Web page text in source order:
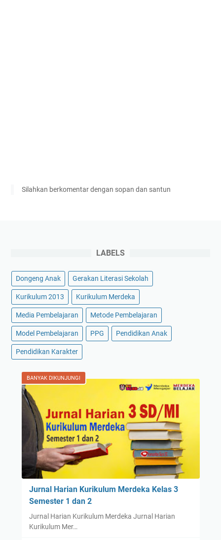
Silahkan berkomentar dengan sopan dan santun
LABELS
Dongeng Anak Gerakan Literasi Sekolah
Kurikulum 2013 Kurikulum Merdeka
Media Pembelajaran Metode Pembelajaran
Model Pembelajaran PPG Pendidikan Anak
Pendidikan Karakter
BANYAK DIKUNJUNGI
Jurnal Harian Kurikulum Merdeka Kelas 3
Semester 1 dan 2
Jurnal Harian Kurikulum Merdeka Jurnal Harian
Kurikulum Mer…